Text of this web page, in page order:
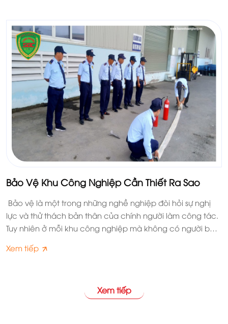
Bảo Vệ Khu Công Nghiệp Cần Thiết Ra Sao
Bảo vệ là một trong những nghề nghiệp đòi hỏi sự nghị
lực và thử thách bản thân của chính người làm công tác.
Tuy nhiên ở mỗi khu công nghiệp mà không có người bảo
công nghiệp cần thiết ra sao nhé.
Xem tiếp
Xem tiếp